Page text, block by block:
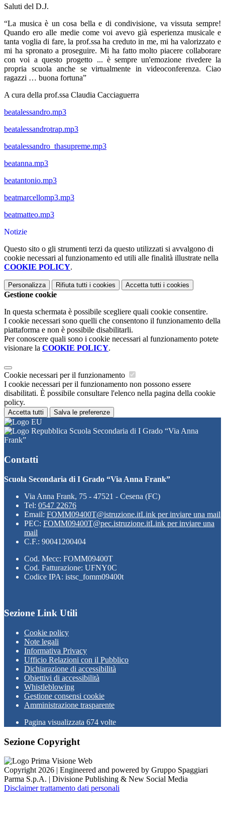
Saluti del D.J.
“La musica è un cosa bella e di condivisione, va vissuta sempre!
Quando ero alle medie come voi avevo già esperienza musicale e
tanta voglia di fare, la prof.ssa ha creduto in me, mi ha valorizzato e
mi ha spronato a proseguire. Mi ha fatto molto piacere collaborare
con voi a questo progetto ... è sempre un'emozione rivedere la
propria scuola anche se virtualmente in videoconferenza. Ciao
ragazzi … buona fortuna”
A cura della prof.ssa Claudia Cacciaguerra
beatalessandro.mp3
beatalessandrotrap.mp3
beatalessandro_thasupreme.mp3
beatanna.mp3
beatantonio.mp3
beatmarcellomp3.mp3
beatmatteo.mp3
Notizie
Questo sito o gli strumenti terzi da questo utilizzati si avvalgono di
cookie necessari al funzionamento ed utili alle finalità illustrate nella
COOKIE POLICY.
Personalizza Rifiuta tutti i cookies Accetta tutti i cookies
Gestione cookie
In questa schermata è possibile scegliere quali cookie consentire.
I cookie necessari sono quelli che consentono il funzionamento della
piattaforma e non è possibile disabilitarli.
Per conoscere quali sono i cookie necessari al funzionamento potete
visionare la COOKIE POLICY.
Cookie necessari per il funzionamento
I cookie necessari per il funzionamento non possono essere
disabilitati. È possibile consultare l'elenco nella pagina della cookie
policy.
Accetta tutti Salva le preferenze
Scuola Secondaria di I Grado “Via Anna
Frank”
Contatti
Scuola Secondaria di I Grado “Via Anna Frank”
Via Anna Frank, 75 - 47521 - Cesena (FC)
Tel: 0547 22676
Email: FOMM09400T@istruzione.itLink per inviare una mail
PEC: FOMM09400T@pec.istruzione.itLink per inviare una
mail
C.F.: 90041200404
Cod. Mecc: FOMM09400T
Cod. Fatturazione: UFNY0C
Codice IPA: istsc_fomm09400t
Sezione Link Utili
Cookie policy
Note legali
Informativa Privacy
Ufficio Relazioni con il Pubblico
Dichiarazione di accessibilità
Obiettivi di accessibilità
Whistleblowing
Gestione consensi cookie
Amministrazione trasparente
Pagina visualizzata 674 volte
Sezione Copyright
Copyright 2026 | Engineered and powered by Gruppo Spaggiari
Parma S.p.A. | Divisione Publishing & New Social Media
Disclaimer trattamento dati personali